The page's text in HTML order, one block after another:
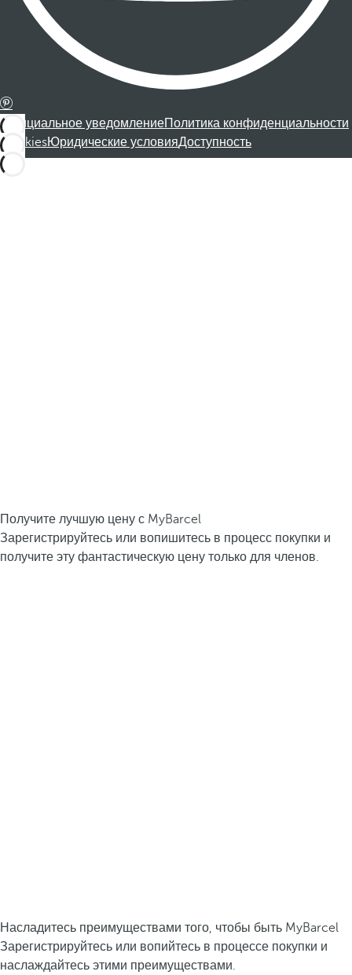
Официальное уведомлениеПолитика конфиденциальности
CookiesЮридические условияДоступность
Получите лучшую цену с MyBarcel
Зарегистрируйтесь или вопишитесь в процесс покупки и
получите эту фантастическую цену только для членов.
Насладитесь преимуществами того, чтобы быть MyBarcel
Зарегистрируйтесь или вопийтесь в процессе покупки и
наслаждайтесь этими преимуществами.